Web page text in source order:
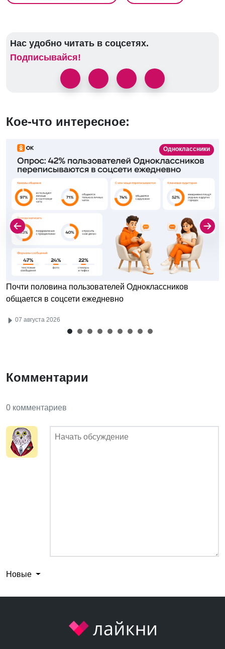
Нас удобно читать в соцсетях.
Подписывайся!
Кое-что интересное:
Одноклассники
Почти половина пользователей Одноклассников
общается в соцсети ежедневно
07 августа 2026
Комментарии
0 комментариев
Новые